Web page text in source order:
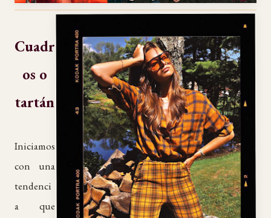
Cuadr
os o
tartán
Iniciamos
con una
tendenci
a que